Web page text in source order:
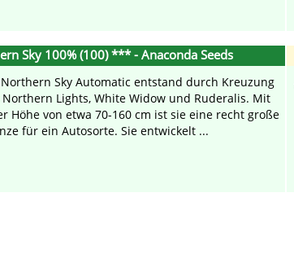
Sky 100% (100) *** - Anaconda Seeds
Sky Automatic entstand durch Kreuzung
Northern Lights, White Widow und Ruderalis. Mit
Höhe von etwa 70-160 cm ist sie eine recht große
für ein Autosorte. Sie entwickelt ...